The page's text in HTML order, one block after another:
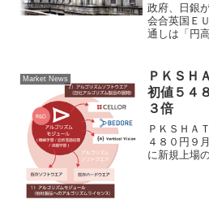
政府、日銀
会合英国Ｅ
通しは「円
ってきた。
脱によって
ち着くまで
安全資産と
Market News
ＰＫＳＨ
初値５４
３倍
ＰＫＳＨＡ
４８０円９
に新規上場